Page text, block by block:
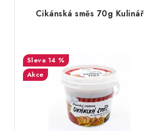
Cikánská směs 70g Kulinář
14 %
Akce